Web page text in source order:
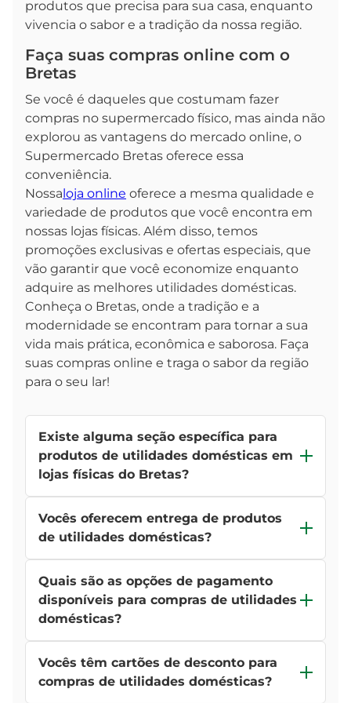
produtos que precisa para sua casa, enquanto
vivencia o sabor e a tradição da nossa região.
Faça suas compras online com o
Bretas
Se você é daqueles que costumam fazer
compras no supermercado físico, mas ainda não
explorou as vantagens do mercado online, o
Supermercado Bretas oferece essa
conveniência.
Nossaloja online oferece a mesma qualidade e
variedade de produtos que você encontra em
nossas lojas físicas. Além disso, temos
promoções exclusivas e ofertas especiais, que
vão garantir que você economize enquanto
adquire as melhores utilidades domésticas.
Conheça o Bretas, onde a tradição e a
modernidade se encontram para tornar a sua
vida mais prática, econômica e saborosa. Faça
suas compras online e traga o sabor da região
para o seu lar!
Existe alguma seção específica para
produtos de utilidades domésticas em
lojas físicas do Bretas?
você encontrará uma seção dedicada
exclusivamente a produtos deutilidades
itens, desde utensílios de cozinhaatéprodutos de
limpezapara tornar sua casa mais prática e
funcional.
Vocês oferecem entrega de produtos
de utilidades domésticas?
utilidades domésticas para sua comodidade.
Basta adicionar os produtos desejados ao seu
carrinho de compras e selecionar a opção de
que os produtos cheguem até você em perfeitas
condições.
Quais são as opções de pagamento
disponíveis para compras de utilidades
domésticas?
incluindo cartões de crédito, cartões de débito e
pagamento via PIX. Também oferecemos
Vocês têm cartões de desconto para
compras de utilidades domésticas?